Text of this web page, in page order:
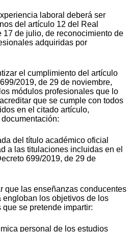
laboral deberá ser
del artículo 12 del Real
17 de julio, de reconocimiento de
adquiridas por
el cumplimiento del artículo
2019, de 29 de noviembre,
módulos profesionales que lo
que se cumple con todos
en el citado artículo,
del título académico oficial
a las titulaciones incluidas en el
699/2019, de 29 de
que las enseñanzas conducentes
engloban los objetivos de los
se pretende impartir:
personal de los estudios